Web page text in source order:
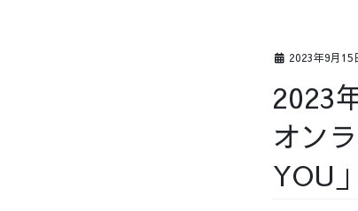
2023年9月15
2023
オン
YOU